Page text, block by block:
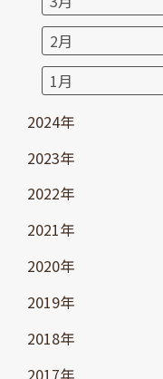
2月
1月
2024年
2023年
2022年
2021年
2020年
2019年
2018年
2017年